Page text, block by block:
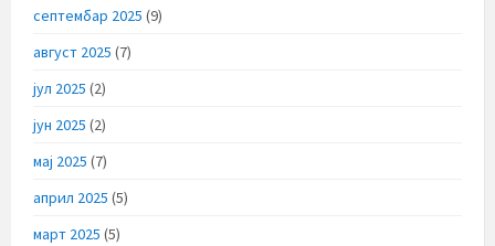
септембар 2025 (9)
август 2025 (7)
јул 2025 (2)
јун 2025 (2)
мај 2025 (7)
април 2025 (5)
март 2025 (5)